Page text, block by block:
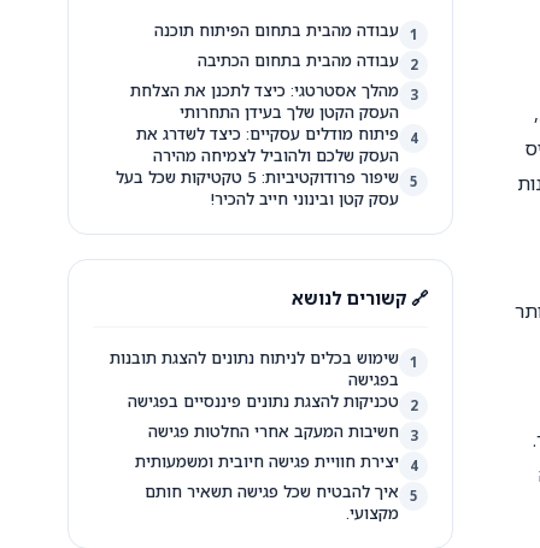
1 עבודה מהבית בתחום הפיתוח תוכנה
2 עבודה מהבית בתחום הכתיבה
3
מהלך אסטרטגי: כיצד לתכנן את הצלחת
העסק הקטן שלך בעידן התחרותי
4
פיתוח מודלים עסקיים: כיצד לשדרג את
העסק שלכם ולהוביל לצמיחה מהירה
5
שיפור פרודוקטיביות: 5 טקטיקות שכל בעל
עסק קטן ובינוני חייב להכיר!
🔗 קשורים לנושא
1 שימוש בכלים לניתוח נתונים להצגת תובנות
בפגישה
2 טכניקות להצגת נתונים פיננסיים בפגישה
3 חשיבות המעקב אחרי החלטות פגישה
4 יצירת חוויית פגישה חיובית ומשמעותית
5
איך להבטיח שכל פגישה תשאיר חותם
מקצועי.